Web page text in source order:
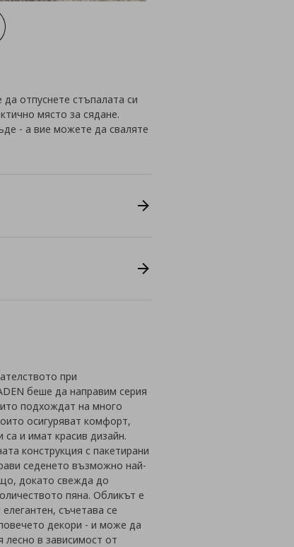
отпуснете стъпалата си
място за сядане.
- а вие можете да сваляте
при
беше да направим серия
подхождат на много
осигуряват комфорт,
са и имат красив дизайн.
конструкция с пакетирани
седенето възможно най-
докато свежда до
пяна. Обликът е
елегантен, съчетава се
декори - и може да
лесно в зависимост от